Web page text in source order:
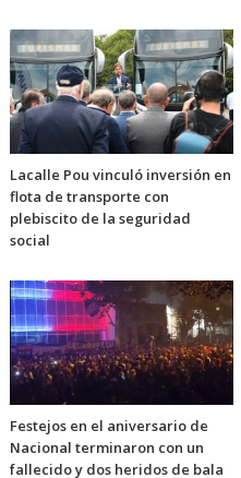
Lacalle Pou vinculó inversión en
flota de transporte con
plebiscito de la seguridad
social
Festejos en el aniversario de
Nacional terminaron con un
fallecido y dos heridos de bala